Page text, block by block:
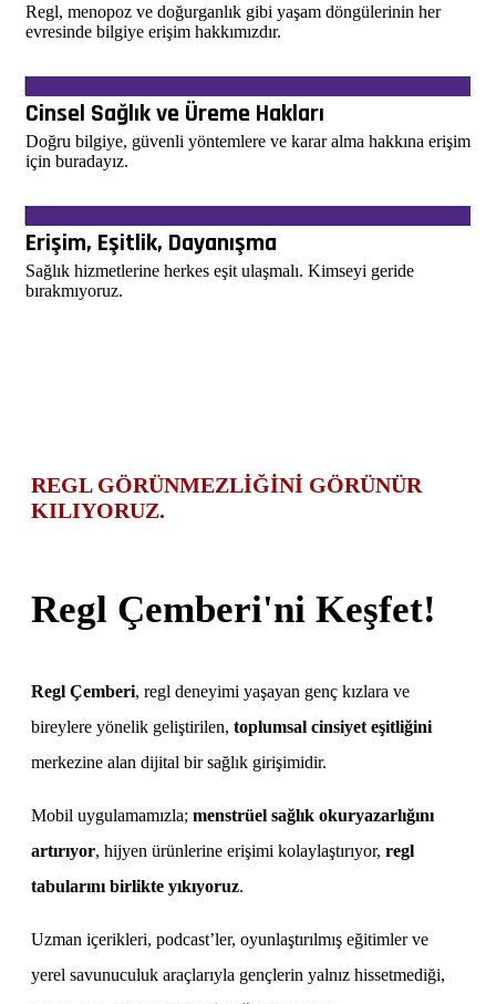
Regl, menopoz ve doğurganlık gibi yaşam döngülerinin her
evresinde bilgiye erişim hakkımızdır.
Cinsel Sağlık ve Üreme Hakları
Doğru bilgiye, güvenli yöntemlere ve karar alma hakkına erişim
için buradayız.
Erişim, Eşitlik, Dayanışma
Sağlık hizmetlerine herkes eşit ulaşmalı. Kimseyi geride
bırakmıyoruz.
REGL GÖRÜNMEZLIĞINI GÖRÜNÜR
KILIYORUZ.
Regl Çemberi'ni Keşfet!
Regl Çemberi, regl deneyimi yaşayan genç kızlara ve
bireylere yönelik geliştirilen, toplumsal cinsiyet eşitliğini
merkezine alan dijital bir sağlık girişimidir.
Mobil uygulamamızla; menstrüel sağlık okuryazarlığını
artırıyor, hijyen ürünlerine erişimi kolaylaştırıyor, regl
tabularını birlikte yıkıyoruz.
Uzman içerikleri, podcast’ler, oyunlaştırılmış eğitimler ve
yerel savunuculuk araçlarıyla gençlerin yalnız hissetmediği,